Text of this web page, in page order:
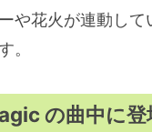
や花火が連動し
。
の曲中に